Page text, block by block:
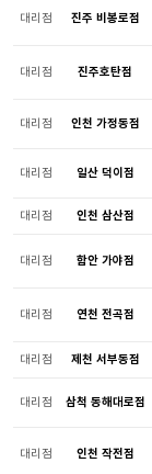
대리점 진주 비봉로점
대리점 진주호탄점
대리점 인천 가정동점
대리점 일산 덕이점
대리점 인천 삼산점
대리점 함안 가야점
대리점 연천 전곡점
대리점 제천 서부동점
대리점 삼척 동해대로점
대리점 인천 작전점